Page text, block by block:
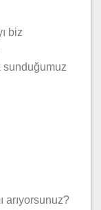
biz
sunduğumuz
arıyorsunuz?